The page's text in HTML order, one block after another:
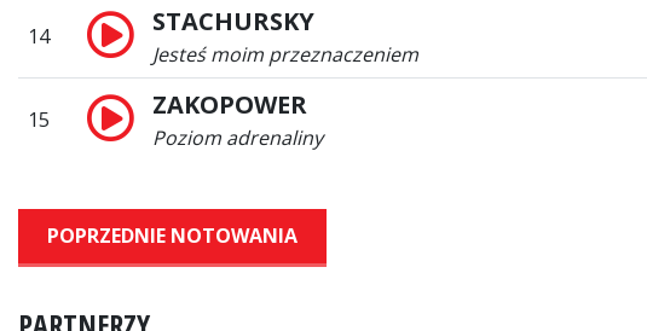
14 STACHURSKY
Jesteś moim przeznaczeniem
15 ZAKOPOWER
Poziom adrenaliny
POPRZEDNIE NOTOWANIA